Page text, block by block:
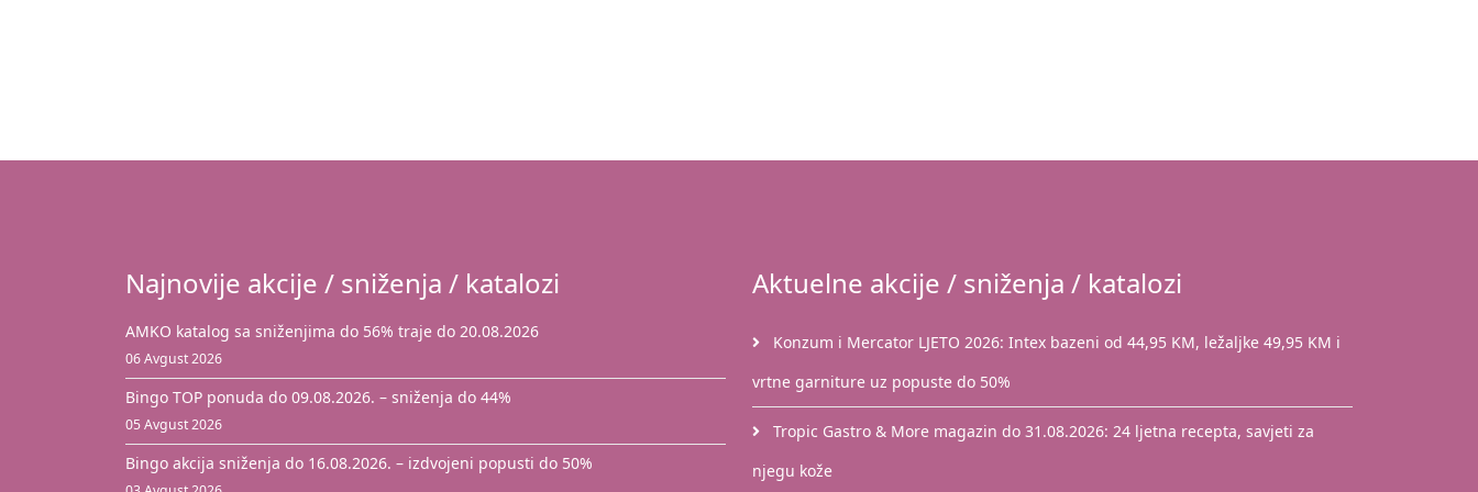
Najnovije akcije / sniženja / katalozi
AMKO katalog sa sniženjima do 56% traje do 20.08.2026
06 Avgust 2026
Bingo TOP ponuda do 09.08.2026. – sniženja do 44%
05 Avgust 2026
Bingo akcija sniženja do 16.08.2026. – izdvojeni popusti do 50%
Aktuelne akcije / sniženja / katalozi
Konzum i Mercator LJETO 2026: Intex bazeni od 44,95 KM, ležaljke 49,95 KM i
vrtne garniture uz popuste do 50%
Tropic Gastro & More magazin do 31.08.2026: 24 ljetna recepta, savjeti za
njegu kože